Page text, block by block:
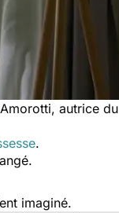
autrice du
.
imaginé.